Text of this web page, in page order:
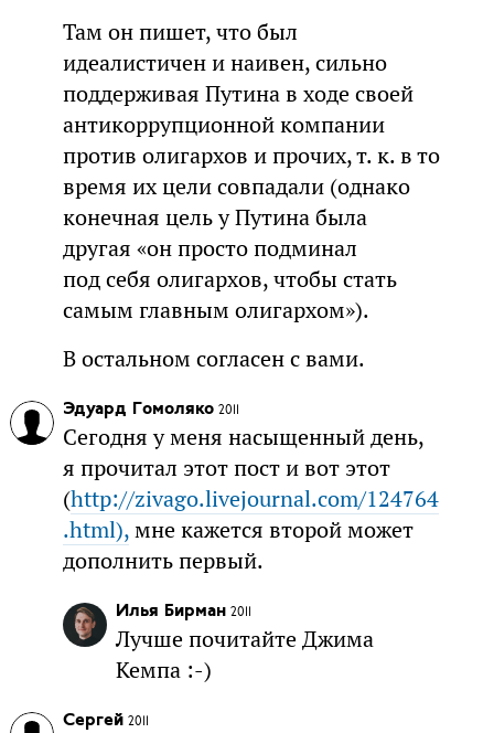
Там он пишет, что был
идеалистичен и наивен, сильно
поддерживая Путина в ходе своей
антикоррупционной компании
против олигархов и прочих, т. к. в то
время их цели совпадали (однако
конечная цель у Путина была
другая «он просто подминал
под себя олигархов, чтобы стать
самым главным олигархом»).
В остальном согласен с вами.
Эдуард Гомоляко 2011
Сегодня у меня насыщенный день,
я прочитал этот пост и вот этот
(http://zivago.livejournal.com/124764
.html),мне кажется второй может
дополнить первый.
Илья Бирман 2011
Лучше почитайте Джима
Кемпа :-)
Сергей 2011